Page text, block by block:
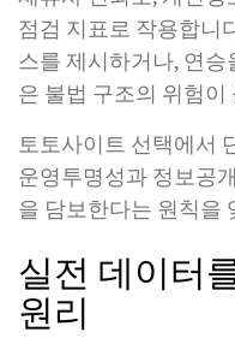
점검 지표로 작용합니
스를 제시하거나, 연
은 불법 구조의 위험이
토토사이트 선택에서
운영투명성과 정보공
을 담보한다는 원칙을
실전 데이터
원리